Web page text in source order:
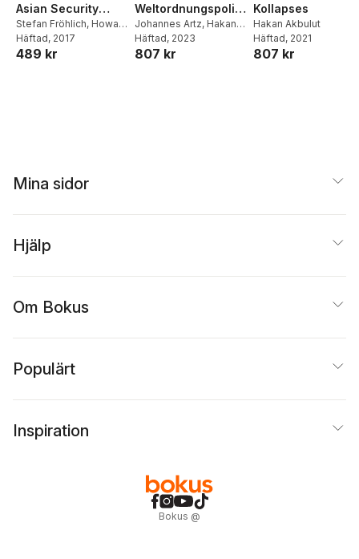
Asian Security
Landscape
Stefan Fröhlich, Howard
Loewen
Häftad, 2017
489 kr
Weltordnungspoliti
k der USA von
Trump zu Biden
Johannes Artz, Hakan
Akbulut
Häftad, 2023
807 kr
Kollapses
Hakan Akbulut
Häftad, 2021
807 kr
Mina sidor
Hjälp
Om Bokus
Populärt
Inspiration
Bokus @